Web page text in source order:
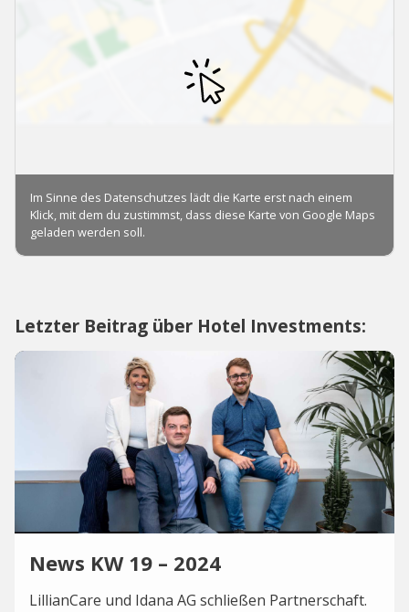
Letzter Beitrag über Hotel Investments:
News KW 19 – 2024
LillianCare und Idana AG schließen Partnerschaft.